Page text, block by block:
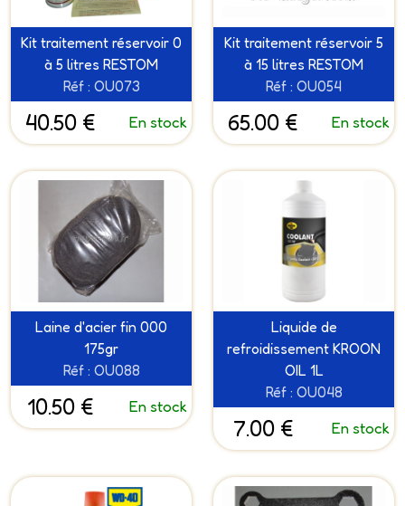
Kit traitement réservoir 0
à 5 litres RESTOM
Réf : OU073
40.50 € En stock
Kit traitement réservoir 5
à 15 litres RESTOM
Réf : OU054
65.00 € En stock
Laine d'acier fin 000
175gr
Réf : OU088
10.50 € En stock
Liquide de
refroidissement KROON
OIL 1L
Réf : OU048
7.00 € En stock